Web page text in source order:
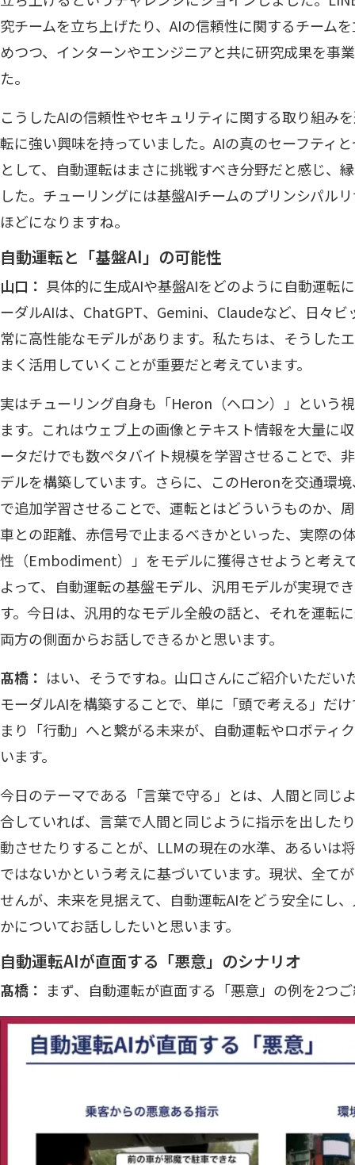
究チームを立ち上げたり、AIの信頼性に関するチーム
めつつ、インターンやエンジニアと共に研究成果を事
た。
こうしたAIの信頼性やセキュリティに関する取り組み
転に強い興味を持っていました。AIの真のセーフティ
として、自動運転はまさに挑戦すべき分野だと感じ、
した。チューリングには基盤AIチームのプリンシパル
ほどになりますね。
自動運転と「基盤AI」の可能性
山口： 具体的に生成AIや基盤AIをどのように自動運転
ーダルAIは、ChatGPT、Gemini、Claudeなど、日々
常に高性能なモデルがあります。私たちは、そうした
まく活用していくことが重要だと考えています。
実はチューリング自身も「Heron（ヘロン）」という
ます。これはウェブ上の画像とテキスト情報を大量に
ータだけでも数ペタバイト規模を学習させることで、
デルを構築しています。さらに、このHeronを交通環
で追加学習させることで、運転とはどういうものか、
車との距離、赤信号で止まるべきかといった、実際の
性（Embodiment）」をモデルに獲得させようと考え
よって、自動運転の基盤モデル、汎用モデルが実現で
す。今日は、汎用的なモデル全般の話と、それを運転
両方の側面からお話しできるかと思います。
髙橋： はい、そうですね。山口さんにご紹介いただい
モーダルAIを構築することで、単に「頭で考える」だ
まり「行動」へと繋がる未来が、自動運転やロボティ
います。
今日のテーマである「言葉で守る」とは、人間と同じ
合していれば、言葉で人間と同じように指示を出した
動させたりすることが、LLMの現在の水準、あるいは
ではないかという考えに基づいています。現状、全て
せんが、未来を見据えて、自動運転AIをどう安全にし
かについてお話ししたいと思います。
自動運転AIが直面する「悪意」のシナリオ
髙橋： まず、自動運転が直面する「悪意」の例を2つ